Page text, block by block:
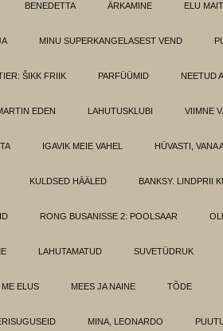
BENEDETTA ÄRKAMINE ELU
MINU SUPERKANGELASEST VEND
ŠIKK FRIIK PARFÜÜMID NEETUD
EDEN LAHUTUSKLUBI VIIMNE
IGAVIK MEIE VAHEL HÜVASTI, VANA
KULDSED HÄÄLED BANKSY. LINDPRII
RONG BUSANISSE 2: POOLSAAR
LAHUTAMATUD SUVETÜDRUK
ME ELUS MEES JA NAINE TÕDE
MINA, LEONARDO